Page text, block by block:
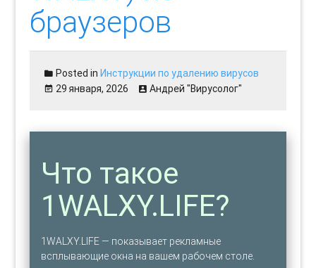
браузеров
Posted inИнструкции по удалению вирусов
29 января, 2026
Андрей "Вирусолог"
Что такое
1WALXY.LIFE?
1WALXY.LIFE — показывает рекламные
всплывающие окна на вашем рабочем столе.